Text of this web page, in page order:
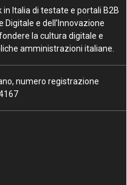
Italia di testate e portali B2B
e dell’Innovazione
la cultura digitale e
amministrazioni italiane.
numero registrazione